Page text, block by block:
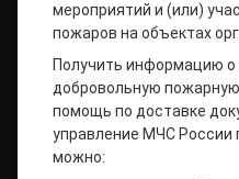
мероприятий и (или)
пожаров на объектах
Получить информацию о
добровольную пожарную
помощь по доставке
управление МЧС России
можно: